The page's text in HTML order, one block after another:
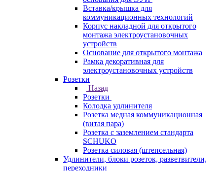
Вставка/крышка для
коммуникационных технологий
Корпус накладной для открытого
монтажа электроустановочных
устройств
Основание для открытого монтажа
Рамка декоративная для
электроустановочных устройств
Розетки
Назад
Розетки
Колодка удлинителя
Розетка медная коммуникационная
(витая пара)
Розетка с заземлением стандарта
SCHUKO
Розетка силовая (штепсельная)
Удлинители, блоки розеток, разветвители,
переходники